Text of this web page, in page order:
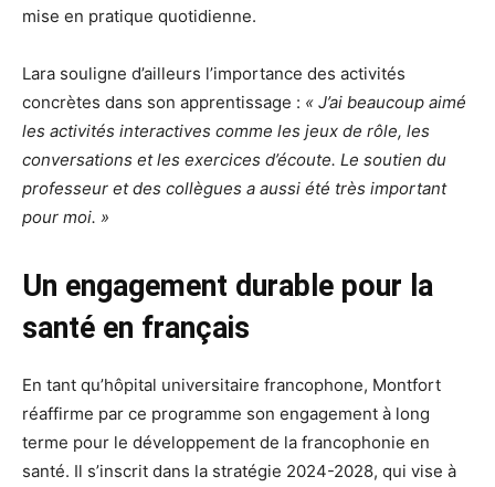
mise en pratique quotidienne.
Lara souligne d’ailleurs l’importance des activités
concrètes dans son apprentissage : « J’ai beaucoup aimé
les activités interactives comme les jeux de rôle, les
conversations et les exercices d’écoute. Le soutien du
professeur et des collègues a aussi été très important
pour moi. »
Un engagement durable pour la
santé en français
En tant qu’hôpital universitaire francophone, Montfort
réaffirme par ce programme son engagement à long
terme pour le développement de la francophonie en
santé. Il s’inscrit dans la stratégie 2024-2028, qui vise à